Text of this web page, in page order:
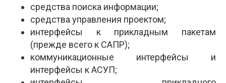
средства поиска информации;
средства управления проектом;
интерфейсы к прикладным пакетам
(прежде всего к САПР);
коммуникационные интерфейсы и
интерфейсы к АСУП;